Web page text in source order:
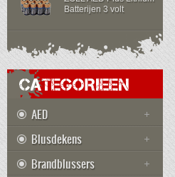
Batterijen 3 volt
CATEGORIEEN
AED
Blusdekens
Brandblussers